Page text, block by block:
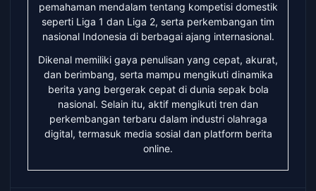
pemahaman mendalam tentang kompetisi domestik
seperti Liga 1 dan Liga 2, serta perkembangan tim
nasional Indonesia di berbagai ajang internasional.
Dikenal memiliki gaya penulisan yang cepat, akurat,
dan berimbang, serta mampu mengikuti dinamika
berita yang bergerak cepat di dunia sepak bola
nasional. Selain itu, aktif mengikuti tren dan
perkembangan terbaru dalam industri olahraga
digital, termasuk media sosial dan platform berita
online.